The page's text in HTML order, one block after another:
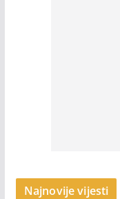
Najnovije vijesti